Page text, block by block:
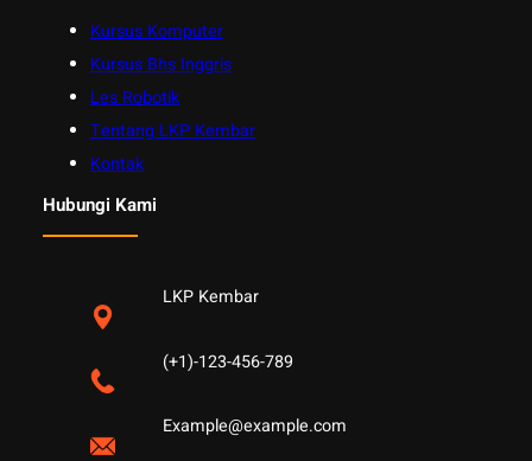
Kursus Komputer
Kursus Bhs Inggris
Les Robotik
Tentang LKP Kembar
Kontak
Hubungi Kami
LKP Kembar
(+1)-123-456-789
Example@example.com